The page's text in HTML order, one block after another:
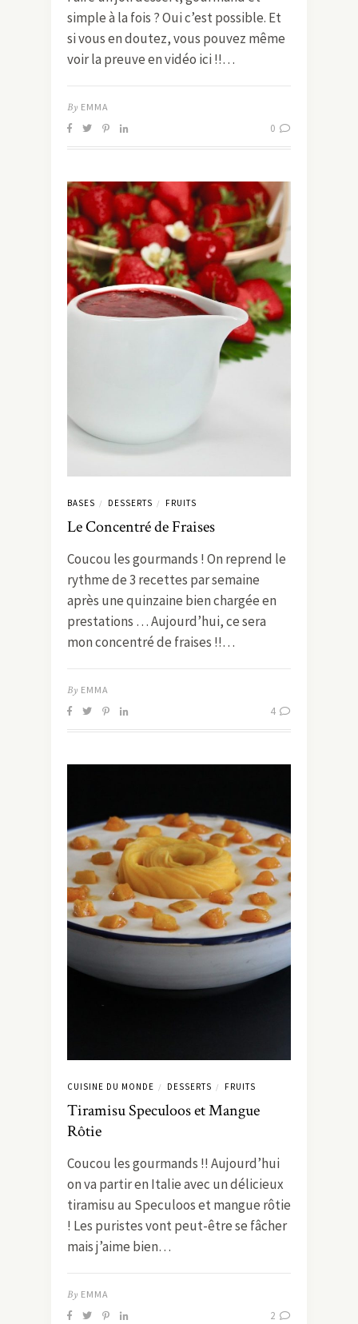
simple à la fois ? Oui c’est possible. Et
si vous en doutez, vous pouvez même
voir la preuve en vidéo ici !!…
By EMMA
0
BASES / DESSERTS / FRUITS
Le Concentré de Fraises
Coucou les gourmands ! On reprend le
rythme de 3 recettes par semaine
après une quinzaine bien chargée en
prestations … Aujourd’hui, ce sera
mon concentré de fraises !!…
By EMMA
4
CUISINE DU MONDE / DESSERTS / FRUITS
Tiramisu Speculoos et Mangue
Rôtie
Coucou les gourmands !! Aujourd’hui
on va partir en Italie avec un délicieux
tiramisu au Speculoos et mangue rôtie
! Les puristes vont peut-être se fâcher
mais j’aime bien…
By EMMA
2